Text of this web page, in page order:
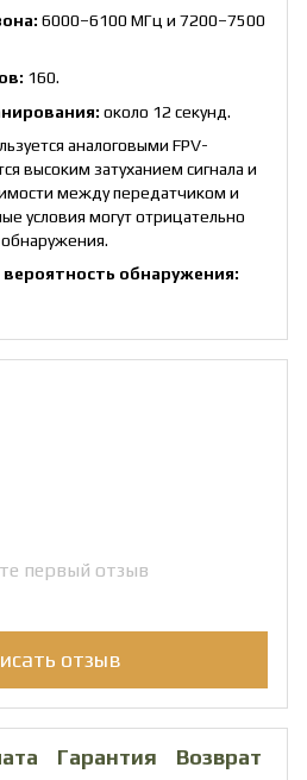
6000–6100 МГц и 7200–7500
160.
около 12 секунд.
аналоговыми FPV-
высоким затуханием сигнала и
между передатчиком и
условия могут отрицательно
обнаружения.
обнаружения:
первый отзыв
отзыв
Гарантия Возврат